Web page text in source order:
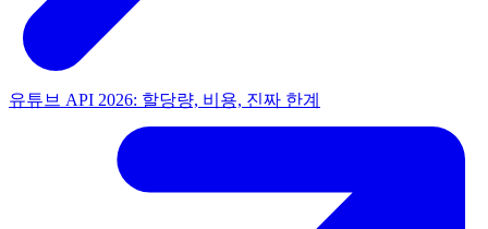
유튜브 API 2026: 할당량, 비용, 진짜 한계